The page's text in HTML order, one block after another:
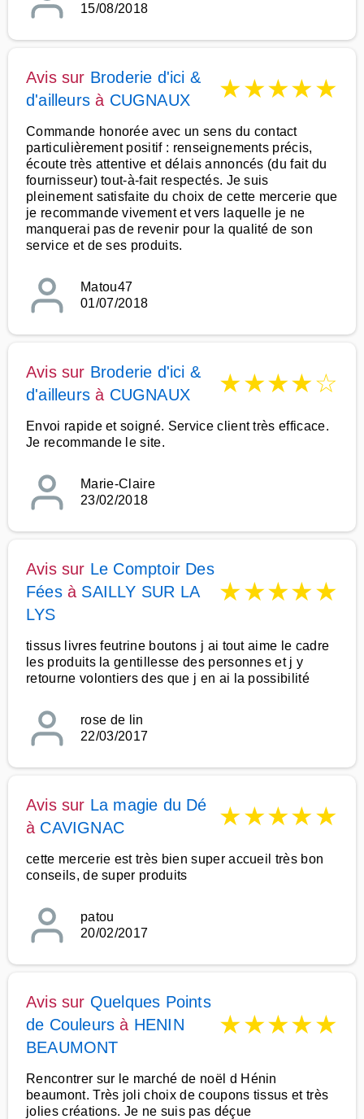
15/08/2018
Avis sur Broderie d'ici &
d'ailleurs à CUGNAUX ★★★★★
Commande honorée avec un sens du contact
particulièrement positif : renseignements précis,
écoute très attentive et délais annoncés (du fait du
fournisseur) tout-à-fait respectés. Je suis
pleinement satisfaite du choix de cette mercerie que
je recommande vivement et vers laquelle je ne
manquerai pas de revenir pour la qualité de son
service et de ses produits.
Matou47
01/07/2018
Avis sur Broderie d'ici &
d'ailleurs à CUGNAUX ★★★★☆
Envoi rapide et soigné. Service client très efficace.
Je recommande le site.
Marie-Claire
23/02/2018
Avis sur Le Comptoir Des
Féesà SAILLY SUR LA
LYS
★★★★★
tissus livres feutrine boutons j ai tout aime le cadre
les produits la gentillesse des personnes et j y
retourne volontiers des que j en ai la possibilité
rose de lin
22/03/2017
Avis sur La magie du Dé
à CAVIGNAC ★★★★★
cette mercerie est très bien super accueil très bon
conseils, de super produits
patou
20/02/2017
Avis sur Quelques Points
de Couleurs à HENIN
BEAUMONT
★★★★★
Rencontrer sur le marché de noël d Hénin
beaumont. Très joli choix de coupons tissus et très
jolies créations. Je ne suis pas déçue